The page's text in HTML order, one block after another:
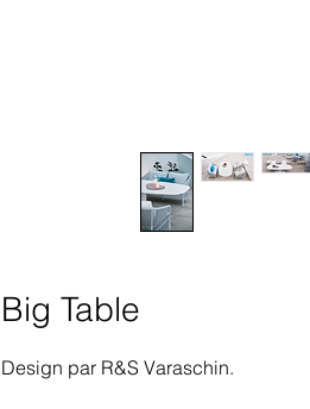
Big Table
Design par R&S Varaschin.